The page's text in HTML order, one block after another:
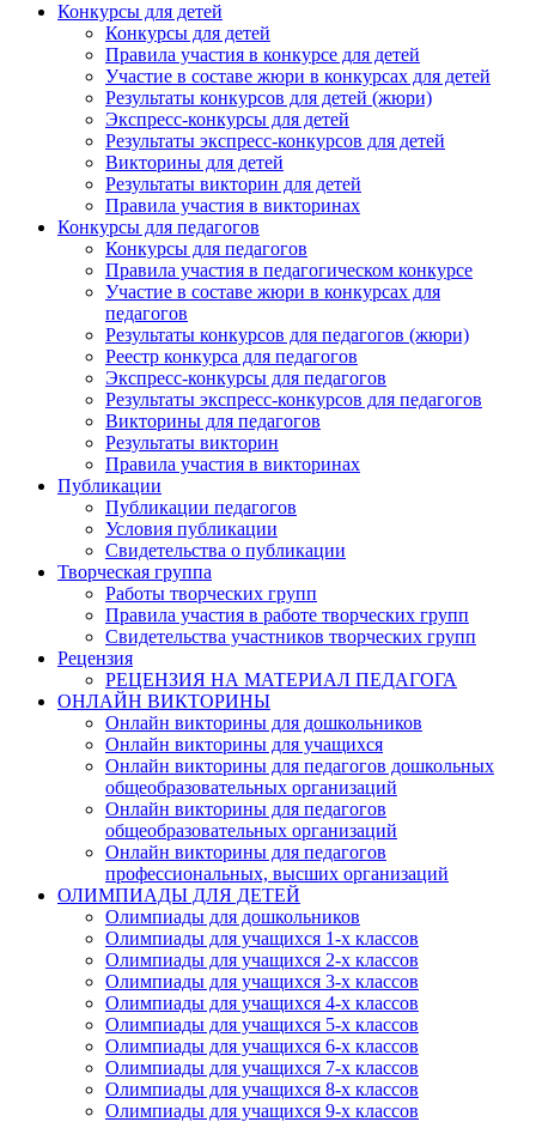
Конкурсы для детей
Конкурсы для детей
Правила участия в конкурсе для детей
Участие в составе жюри в конкурсах для детей
Результаты конкурсов для детей (жюри)
Экспресс-конкурсы для детей
Результаты экспресс-конкурсов для детей
Викторины для детей
Результаты викторин для детей
Правила участия в викторинах
Конкурсы для педагогов
Конкурсы для педагогов
Правила участия в педагогическом конкурсе
Участие в составе жюри в конкурсах для
педагогов
Результаты конкурсов для педагогов (жюри)
Реестр конкурса для педагогов
Экспресс-конкурсы для педагогов
Результаты экспресс-конкурсов для педагогов
Викторины для педагогов
Результаты викторин
Правила участия в викторинах
Публикации
Публикации педагогов
Условия публикации
Свидетельства о публикации
Творческая группа
Работы творческих групп
Правила участия в работе творческих групп
Свидетельства участников творческих групп
Рецензия
РЕЦЕНЗИЯ НА МАТЕРИАЛ ПЕДАГОГА
ОНЛАЙН ВИКТОРИНЫ
Онлайн викторины для дошкольников
Онлайн викторины для учащихся
Онлайн викторины для педагогов дошкольных
общеобразовательных организаций
Онлайн викторины для педагогов
общеобразовательных организаций
Онлайн викторины для педагогов
профессиональных, высших организаций
ОЛИМПИАДЫ ДЛЯ ДЕТЕЙ
Олимпиады для дошкольников
Олимпиады для учащихся 1-х классов
Олимпиады для учащихся 2-х классов
Олимпиады для учащихся 3-х классов
Олимпиады для учащихся 4-х классов
Олимпиады для учащихся 5-х классов
Олимпиады для учащихся 6-х классов
Олимпиады для учащихся 7-х классов
Олимпиады для учащихся 8-х классов
Олимпиады для учащихся 9-х классов